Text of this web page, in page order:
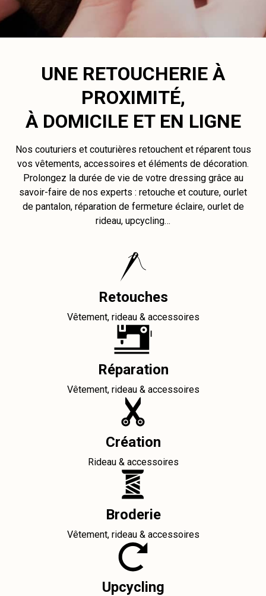
UNE RETOUCHERIE À
PROXIMITÉ,
À DOMICILE ET EN LIGNE
Nos couturiers et couturières retouchent et réparent tous
vos vêtements, accessoires et éléments de décoration.
Prolongez la durée de vie de votre dressing grâce au
savoir-faire de nos experts : retouche et couture, ourlet
de pantalon, réparation de fermeture éclaire, ourlet de
rideau, upcycling…
Retouches
Vêtement, rideau & accessoires
Réparation
Vêtement, rideau & accessoires
Création
Rideau & accessoires
Broderie
Vêtement, rideau & accessoires
Upcycling